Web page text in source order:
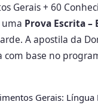
Gerais + 60
uma Prova Escrita –
A apostila da
base no
Gerais: Língua